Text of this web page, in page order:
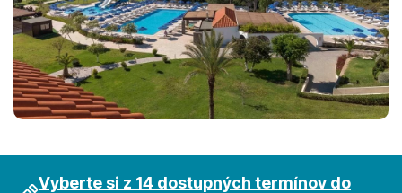
Vyberte si z 14 dostupných termínov do